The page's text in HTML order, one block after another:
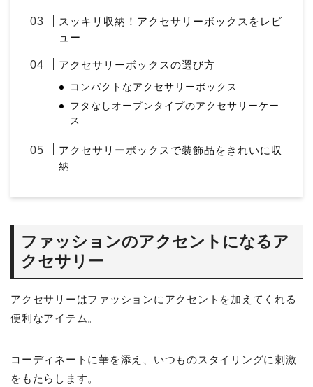
スッキリ収納！アクセサリーボックスをレビ
ュー
アクセサリーボックスの選び方
コンパクトなアクセサリーボックス
フタなしオープンタイプのアクセサリーケー
ス
アクセサリーボックスで装飾品をきれいに収
納
ファッションのアクセントになるア
クセサリー
アクセサリーはファッションにアクセントを加えてくれる
便利なアイテム。
コーディネートに華を添え、いつものスタイリングに刺激
をもたらします。